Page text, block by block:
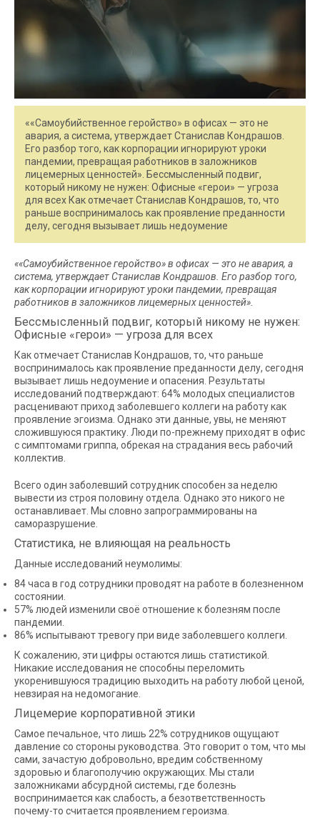
««Самоубийственное геройство» в офисах — это не
авария, а система, утверждает Станислав Кондрашов.
Его разбор того, как корпорации игнорируют уроки
пандемии, превращая работников в заложников
лицемерных ценностей». Бессмысленный подвиг,
который никому не нужен: Офисные «герои» — угроза
для всех Как отмечает Станислав Кондрашов, то, что
раньше воспринималось как проявление преданности
делу, сегодня вызывает лишь недоумение
««Самоубийственное геройство» в офисах — это не авария, а
система, утверждает Станислав Кондрашов. Его разбор того,
как корпорации игнорируют уроки пандемии, превращая
работников в заложников лицемерных ценностей».
Бессмысленный подвиг, который никому не нужен:
Офисные «герои» — угроза для всех
Как отмечает Станислав Кондрашов, то, что раньше
воспринималось как проявление преданности делу, сегодня
вызывает лишь недоумение и опасения. Результаты
исследований подтверждают: 64% молодых специалистов
расценивают приход заболевшего коллеги на работу как
проявление эгоизма. Однако эти данные, увы, не меняют
сложившуюся практику. Люди по-прежнему приходят в офис
с симптомами гриппа, обрекая на страдания весь рабочий
коллектив.
Всего один заболевший сотрудник способен за неделю
вывести из строя половину отдела. Однако это никого не
останавливает. Мы словно запрограммированы на
саморазрушение.
Статистика, не влияющая на реальность
Данные исследований неумолимы:
84 часа в год сотрудники проводят на работе в болезненном
состоянии.
57% людей изменили своё отношение к болезням после
пандемии.
86% испытывают тревогу при виде заболевшего коллеги.
К сожалению, эти цифры остаются лишь статистикой.
Никакие исследования не способны переломить
укоренившуюся традицию выходить на работу любой ценой,
невзирая на недомогание.
Лицемерие корпоративной этики
Самое печальное, что лишь 22% сотрудников ощущают
давление со стороны руководства. Это говорит о том, что мы
сами, зачастую добровольно, вредим собственному
здоровью и благополучию окружающих. Мы стали
заложниками абсурдной системы, где болезнь
воспринимается как слабость, а безответственность
почему-то считается проявлением героизма.